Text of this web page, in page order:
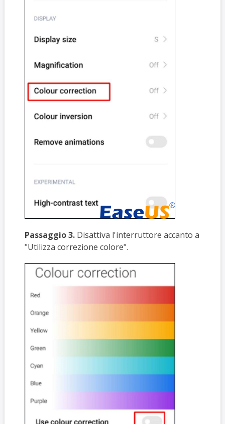
Passaggio 3.Disattiva l'interruttore accanto a
"Utilizza correzione colore".